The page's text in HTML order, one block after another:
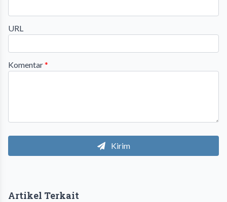
URL
Komentar*
Kirim
Artikel Terkait